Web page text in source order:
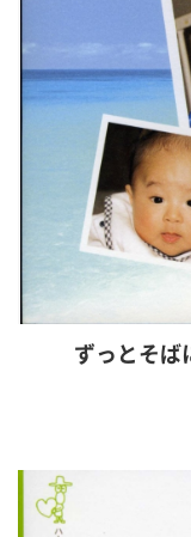
ずっとそ